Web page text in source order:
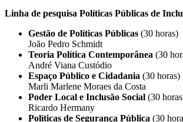
Linha de pesquisa Políticas Públicas de
Gestão de Políticas Públicas (30 horas)
João Pedro Schmidt
Teoria Política Contemporânea (30
André Viana Custódio
Espaço Público e Cidadania (30 horas)
Marli Marlene Moraes da Costa
Poder Local e Inclusão Social (30
Ricardo Hermany
Políticas de Segurança Pública (30